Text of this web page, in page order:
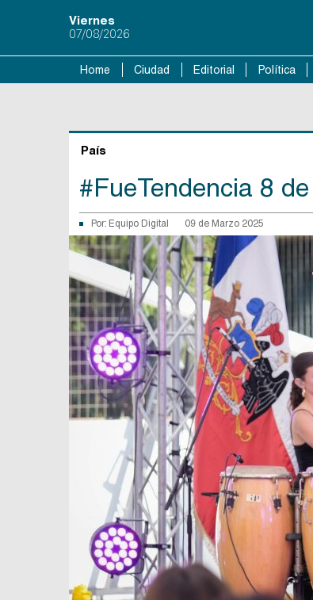
Viernes
07/08/2026
Home Ciudad Editorial Política
País
#FueTendencia 8
Por: Equipo Digital 09 de Marzo 2025